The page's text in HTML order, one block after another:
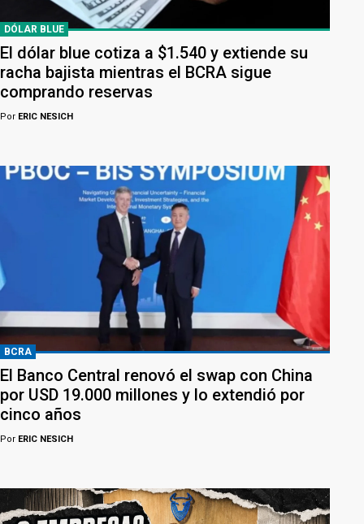
DÓLAR BLUE
El dólar blue cotiza a $1.540 y extiende su
racha bajista mientras el BCRA sigue
comprando reservas
Por ERIC NESICH
BCRA
El Banco Central renovó el swap con China
por USD 19.000 millones y lo extendió por
cinco años
Por ERIC NESICH